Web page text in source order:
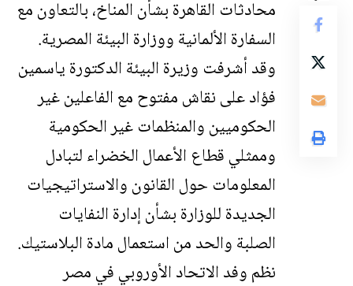
محادثات القاهرة بشأن المناخ، بالتعاون مع
السفارة الألمانية ووزارة البيئة المصرية.
وقد أشرفت وزيرة البيئة الدكتورة ياسمين
فؤاد على نقاش مفتوح مع الفاعلين غير
الحكوميين والمنظمات غير الحكومية
وممثلي قطاع الأعمال الخضراء لتبادل
المعلومات حول القانون والاستراتيجيات
الجديدة للوزارة بشأن إدارة النفايات
الصلبة والحد من استعمال مادة البلاستيك.
نظم وفد الاتحاد الأوروبي في مصر